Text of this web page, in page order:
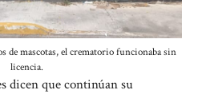
de mascotas, el crematorio funcionaba sin
licencia.
dicen que continúan su